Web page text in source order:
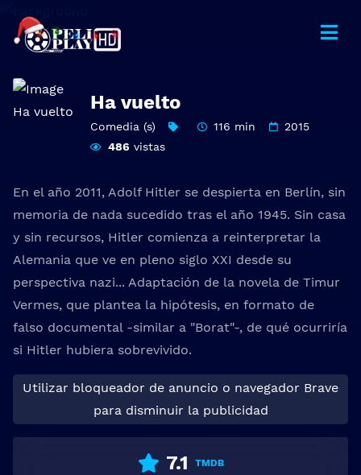
Ha vuelto
Comedia (s) 116 min
2015
486 vistas
En el año 2011, Adolf Hitler se despierta en Berlín, sin
memoria de nada sucedido tras el año 1945. Sin casa
y sin recursos, Hitler comienza a reinterpretar la
Alemania que ve en pleno siglo XXI desde su
perspectiva nazi... Adaptación de la novela de Timur
Vermes, que plantea la hipótesis, en formato de
falso documental -similar a "Borat"-, de qué ocurriría
si Hitler hubiera sobrevivido.
Utilizar bloqueador de anuncio o navegador Brave
para disminuir la publicidad
7.1 TMDB